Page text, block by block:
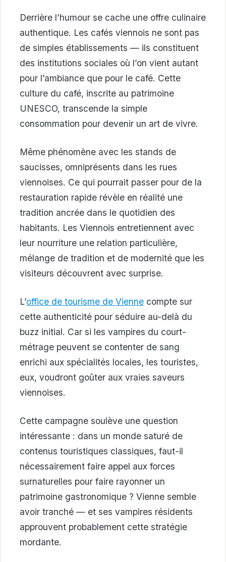
Derrière l’humour se cache une offre culinaire
authentique. Les cafés viennois ne sont pas
de simples établissements — ils constituent
des institutions sociales où l’on vient autant
pour l’ambiance que pour le café. Cette
culture du café, inscrite au patrimoine
UNESCO, transcende la simple
consommation pour devenir un art de vivre.
Même phénomène avec les stands de
saucisses, omniprésents dans les rues
viennoises. Ce qui pourrait passer pour de la
restauration rapide révèle en réalité une
tradition ancrée dans le quotidien des
habitants. Les Viennois entretiennent avec
leur nourriture une relation particulière,
mélange de tradition et de modernité que les
visiteurs découvrent avec surprise.
L’office de tourisme de Vienne compte sur
cette authenticité pour séduire au-delà du
buzz initial. Car si les vampires du court-
métrage peuvent se contenter de sang
enrichi aux spécialités locales, les touristes,
eux, voudront goûter aux vraies saveurs
viennoises.
Cette campagne soulève une question
intéressante : dans un monde saturé de
contenus touristiques classiques, faut-il
nécessairement faire appel aux forces
surnaturelles pour faire rayonner un
patrimoine gastronomique ? Vienne semble
avoir tranché — et ses vampires résidents
approuvent probablement cette stratégie
mordante.